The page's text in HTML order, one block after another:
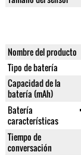
Nombre del producto
Tipo de batería
Capacidad de la
batería (mAh)
Batería
características
Tiempo de
conversación